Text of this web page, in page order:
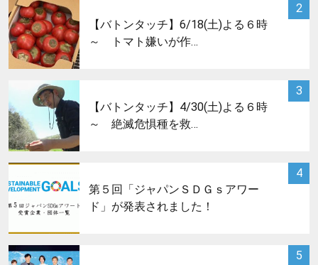
2
【バトンタッチ】6/18(土)よる６時
～ トマト嫌いが作…
3
【バトンタッチ】4/30(土)よる６時
～ 絶滅危惧種を救…
4
サムネイル
第５回「ジャパンＳＤＧｓアワー
ド」が発表されました！
5
サムネイル